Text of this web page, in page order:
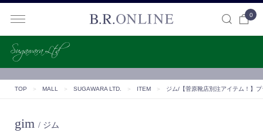
0
TOP ＞ MALL ＞ SUGAWARA LTD. ＞ ITEM ＞ ジム/【菅原靴店別注アイテム！】
gim / ジム